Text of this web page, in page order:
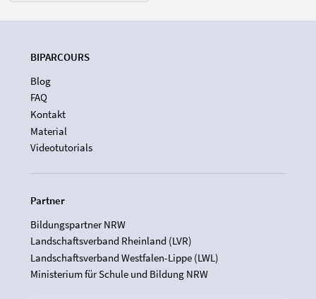
BIPARCOURS
Blog
FAQ
Kontakt
Material
Videotutorials
Partner
Bildungspartner NRW
Landschaftsverband Rheinland (LVR)
Landschaftsverband Westfalen-Lippe (LWL)
Ministerium für Schule und Bildung NRW